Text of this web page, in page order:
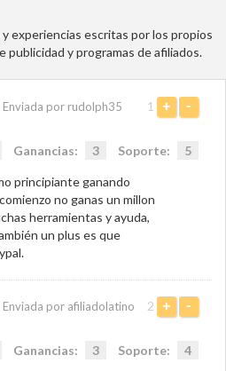
experiencias escritas por los propios
publicidad y programas de afiliados.
1 + -
Enviada por rudolph35
Ganancias: 3 Soporte: 5
principiante ganando
no ganas un millon
herramientas y ayuda,
un plus es que
2 + -
Enviada por afiliadolatino
Ganancias: 3 Soporte: 4